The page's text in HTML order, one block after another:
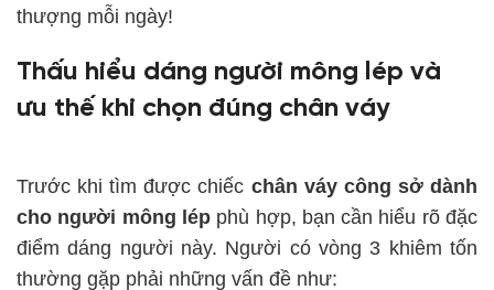
thượng mỗi ngày!
Thấu hiểu dáng người mông lép và
ưu thế khi chọn đúng chân váy
Trước khi tìm được chiếc chân váy công sở dành
cho người mông lépphù hợp, bạn cần hiểu rõ đặc
điểm dáng người này. Người có vòng 3 khiêm tốn
thường gặp phải những vấn đề như: